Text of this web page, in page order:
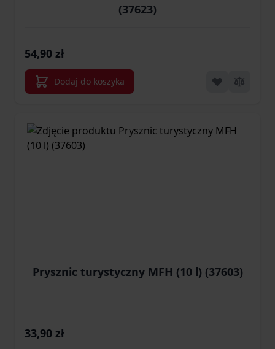
(37623)
54,90 zł
Dodaj do koszyka
Prysznic turystyczny MFH (10 l) (37603)
33,90 zł